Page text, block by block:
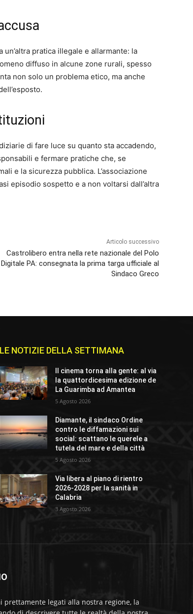
pratica illegale e allarmante: la
diffuso in alcune zone rurali, spesso
non solo un problema etico, ma anche
di fare luce su quanto sta accadendo,
e fermare pratiche che, se
e la sicurezza pubblica. L’associazione
episodio sospetto e a non voltarsi dall’altra
Articolo successivo
Castrolibero entra nella rete nazionale del Polo
Digitale PA: consegnata la prima targa ufficiale al
Sindaco Greco
LE NOTIZIE DELLA SETTIMANA
Il cinema torna alla gente: al via
la quattordicesima edizione de
La Guarimba ad Amantea
5 Agosto 2026
Diamante, il sindaco Ordine
contro le diffamazioni sui
social: scattano le querele a
tutela del mare e della città
5 Agosto 2026
Via libera al piano di rientro
2026-2028 per la sanità in
Calabria
3 Agosto 2026
prettamente legati alla nostra regione, la